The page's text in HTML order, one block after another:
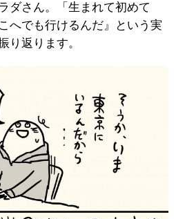
ダさん。「生まれて初めて
へでも行けるんだ』という実
り返ります。